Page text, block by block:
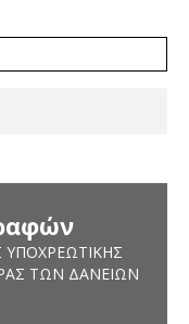
ΤΩΝ ΔΑΝΕΊΩΝ